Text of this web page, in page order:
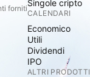
forniti
Singole cripto
CALENDARI
Economico
Utili
Dividendi
IPO
ALTRI PRODOTTI